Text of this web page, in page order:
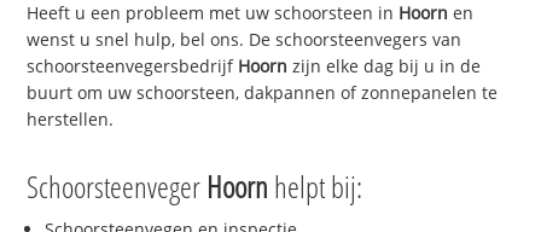
Heeft u een probleem met uw schoorsteen in Hoorn en
wenst u snel hulp, bel ons. De schoorsteenvegers van
schoorsteenvegersbedrijf Hoorn zijn elke dag bij u in de
buurt om uw schoorsteen, dakpannen of zonnepanelen te
herstellen.
Schoorsteenveger Hoorn helpt bij: